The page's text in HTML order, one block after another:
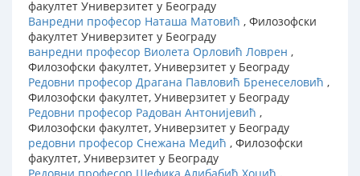
факултет Универзитет у Београду
Ванредни професор Наташа Матовић , Филозофски
факултет Универзитет у Београду
ванредни професор Виолета Орловић Ловрен ,
Филозофски факултет, Универзитет у Београду
Редовни професор Драгана Павловић Бренеселовић ,
Филозофски факултет, Универзитет у Београду
Редовни професор Радован Антонијевић ,
Филозофски факултет, Универзитет у Београду
редовни професор Снежана Медић , Филозофски
факултет, Универзитет у Београду